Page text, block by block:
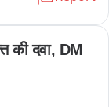
सोमवार शाम
में एक जहरीले
समझा, लेकिन कुछ
खेत में गिर पड़ा।
की दवा, DM